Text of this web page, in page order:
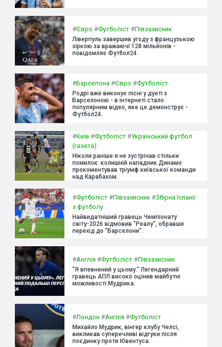
#Євро #Футболіст #Півзахисник
Ліверпуль завершив угоду з французькою
зіркою за вражаючі 128 мільйонів -
повідомляє Футбол24.
#Барселона #Євро #Футболіст
Родрі вже виконує пісні у дуеті з
Барселоною - в інтернеті стало
популярним відео, яке це демонструє -
Футбол24.
#Київ #Футболіст #Український футбол
(газета)
Ніколи раніше я не зустрічав стільки
помилок: колишній нападник Динамо
прокоментував тріумф київської команди
над Карабахом.
#Футболіст #Півзахисник #Збірна Іспанії
з футболу
Найвидатніший гравець Чемпіонату
світу-2026 відмовив "Реалу", обравши
перехід до "Барселони".
#Англія #Футболіст #Півзахисник
"Я впевнений у цьому." Легендарний
гравець АПЛ високо оцінив майбутні
можливості Мудрика.
#Лондон #Англія #Футболіст
Михайло Мудрик, вінгер клубу Челсі,
викликав суперечливі відгуки після
поєдинку проти Ювентуса.